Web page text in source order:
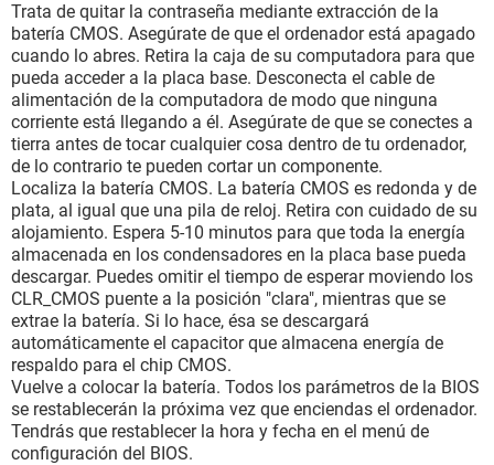
Trata de quitar la contraseña mediante extracción de la
batería CMOS. Asegúrate de que el ordenador está apagado
cuando lo abres. Retira la caja de su computadora para que
pueda acceder a la placa base. Desconecta el cable de
alimentación de la computadora de modo que ninguna
corriente está llegando a él. Asegúrate de que se conectes a
tierra antes de tocar cualquier cosa dentro de tu ordenador,
de lo contrario te pueden cortar un componente.
Localiza la batería CMOS. La batería CMOS es redonda y de
plata, al igual que una pila de reloj. Retira con cuidado de su
alojamiento. Espera 5-10 minutos para que toda la energía
almacenada en los condensadores en la placa base pueda
descargar. Puedes omitir el tiempo de esperar moviendo los
CLR_CMOS puente a la posición "clara", mientras que se
extrae la batería. Si lo hace, ésa se descargará
automáticamente el capacitor que almacena energía de
respaldo para el chip CMOS.
Vuelve a colocar la batería. Todos los parámetros de la BIOS
se restablecerán la próxima vez que enciendas el ordenador.
Tendrás que restablecer la hora y fecha en el menú de
configuración del BIOS.